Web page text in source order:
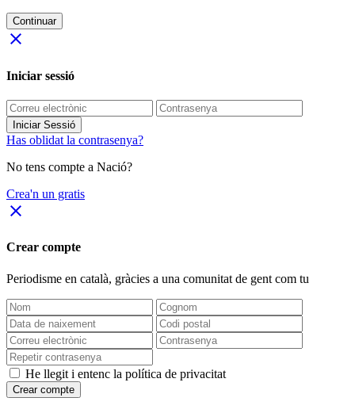
Continuar
close
Iniciar sessió
Iniciar Sessió
Has oblidat la contrasenya?
No tens compte a Nació?
Crea'n un gratis
close
Crear compte
Periodisme en català, gràcies a una comunitat de gent com tu
He llegit i entenc la política de privacitat
Crear compte